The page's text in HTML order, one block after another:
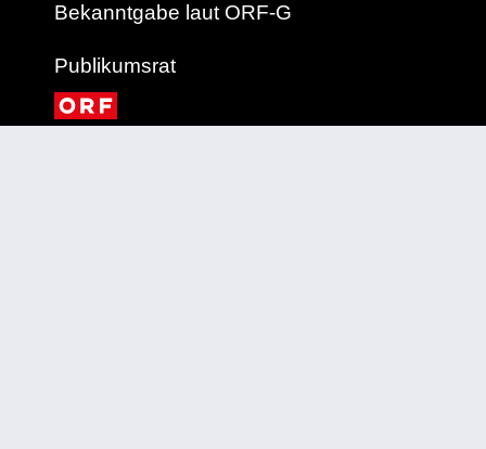
Bekanntgabe laut ORF-G
Publikumsrat